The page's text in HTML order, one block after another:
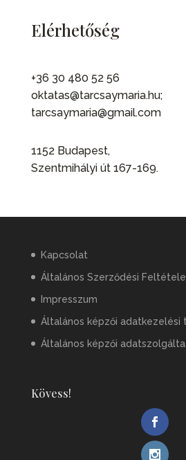
Elérhetőség
+36 30 480 52 56
oktatas@tarcsaymaria.hu;
tarcsaymaria@gmail.com
1152 Budapest,
Szentmihályi út 167-169.
Kapcsolat
Általános Szerződési
Impresszum
Általános képzői adatkezelési
Általános képzői
Kövess!